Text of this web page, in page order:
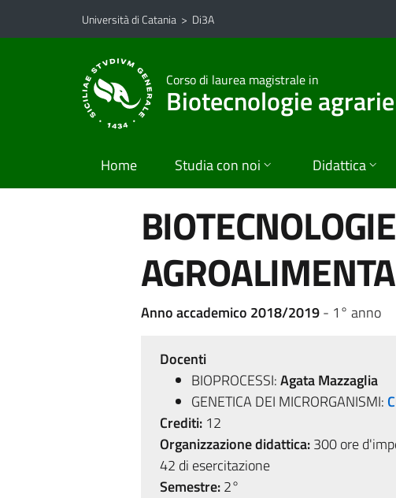
Vai al contenuto principale
Vai al menu di navigazione
Università di Catania > Di3A
Corso di laurea magistrale in
Biotecnologie agrarie
Home Studia con noi Didattica
Anno accademico 2018/2019- 1° anno
Docenti
BIOPROCESSI:Agata Mazzaglia
GENETICA DEI MICRORGANISMI:
Crediti:12
Organizzazione didattica:300 ore
42 di esercitazione
Semestre:2°